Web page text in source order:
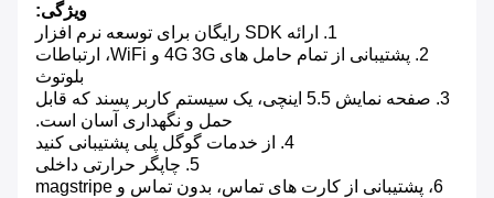
ویژگی:
1. ارائه SDK رایگان برای توسعه نرم افزار
2. پشتیبانی از تمام حامل های 4G 3G و WiFi، ارتباطات
بلوتوث
3. صفحه نمایش 5.5 اینچی، یک سیستم کاربر پسند که قابل
حمل و نگهداری آسان است.
4. از خدمات گوگل پلی پشتیبانی کنید
5. چاپگر حرارتی داخلی
6، پشتیبانی از کارت های تماس، بدون تماس و magstripe